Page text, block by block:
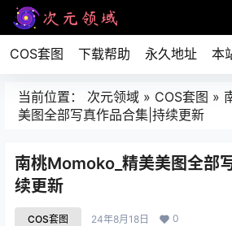
COS套图 下载帮助 永久地址 本
当前位置： 次元领域 » COS套图 »
美图全部写真作品合集|持续更新
南桃Momoko_精美美图全部
续更新
COS套图 24年8月18日 0